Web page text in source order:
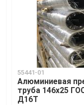
55441-01
Алюминиевая
труба 146х25
Д16Т